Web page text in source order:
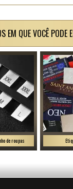
EM QUE VOCÊ PODE
de roupas